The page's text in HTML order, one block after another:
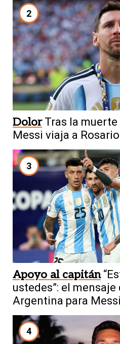
2
Dolor Tras la
Messi viaja a
3
Apoyo al capitán
ustedes”: el
Argentina para Messi
4